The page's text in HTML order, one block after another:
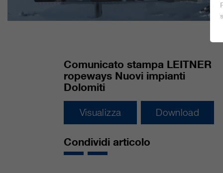
Comunicato stampa LEITNER
ropeways Nuovi impianti
Dolomiti
Visualizza Download
Condividi articolo